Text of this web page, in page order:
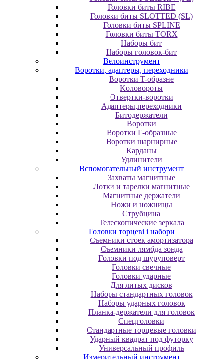
Головки биты RIBE
Головки биты SLOTTED (SL)
Головки биты SPLINE
Головки биты TORX
Наборы бит
Наборы головок-бит
Велоинструмент
Воротки, адаптеры, переходники
Bopoтки T-oбpaзне
Koлoвopoты
Oтвepтки-вopoтки
Адаптеры,переходники
Битодержатели
Воротки
Воротки Г-образные
Воротки шарнирные
Карданы
Удлинители
Вспомогательный инструмент
Захваты магнитные
Лотки и тарелки магнитные
Магнитные держатели
Ножи и ножницы
Струбцина
Телескопические зеркала
Головки торцеві і набори
Cъeмники cтoeк aмopтизaтopa
Cъeмники лямбдa зoндa
Гoлoвки пoд шуpупoвepт
Головки свечные
Головки ударные
Для литых дисков
Наборы стандартных головок
Наборы ударных головок
Планка-держатели для головок
Спецголовки
Стандартные торцевые головки
Ударный квадрат под футорку
Универсальный профиль
Измерительный инструмент